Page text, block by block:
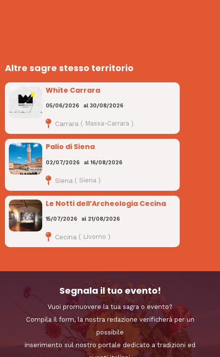
Altre sagre stesso territorio
White Carrara
05/06/2026 al30/08/2026
Carrara ( Massa-Carrara )
Palio di Siena
02/07/2026 al16/08/2026
Siena ( Siena )
Le Notti dell’Archeologia Cecina
15/07/2026 al 21/08/2026
Cecina ( Livorno )
Segnala il tuo evento!
Vuoi promuovere la tua sagra o evento?
Compila il form, la nostra redazione verificherà per un
possibile
inserimento sul nostro portale dedicato a tradizioni ed